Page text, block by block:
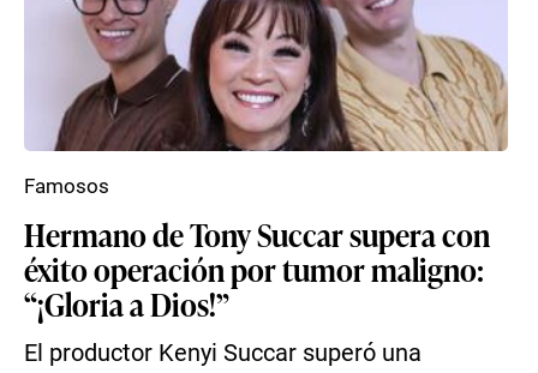
Hermano de Tony Succar supera con
éxito operación por tumor maligno:
“¡Gloria a Dios!”
El productor Kenyi Succar superó una
Famosos